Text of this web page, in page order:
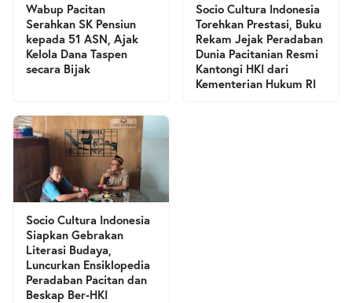
Wabup Pacitan
Serahkan SK Pensiun
kepada 51 ASN, Ajak
Kelola Dana Taspen
secara Bijak
Socio Cultura Indonesia
Torehkan Prestasi, Buku
Rekam Jejak Peradaban
Dunia Pacitanian Resmi
Kantongi HKI dari
Kementerian Hukum RI
Socio Cultura Indonesia
Siapkan Gebrakan
Literasi Budaya,
Luncurkan Ensiklopedia
Peradaban Pacitan dan
Beskap Ber-HKI